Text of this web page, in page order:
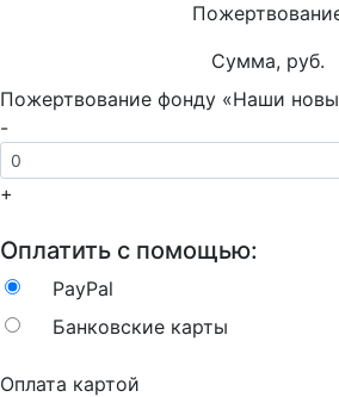
Сумма, руб.
Пожертвование фонду «Наши
-
+
Оплатить с помощью:
PayPal
Банковские карты
Оплата картой